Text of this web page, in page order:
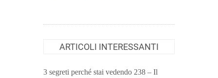
ARTICOLI INTERESSANTI
3 segreti perché stai vedendo 238 – Il